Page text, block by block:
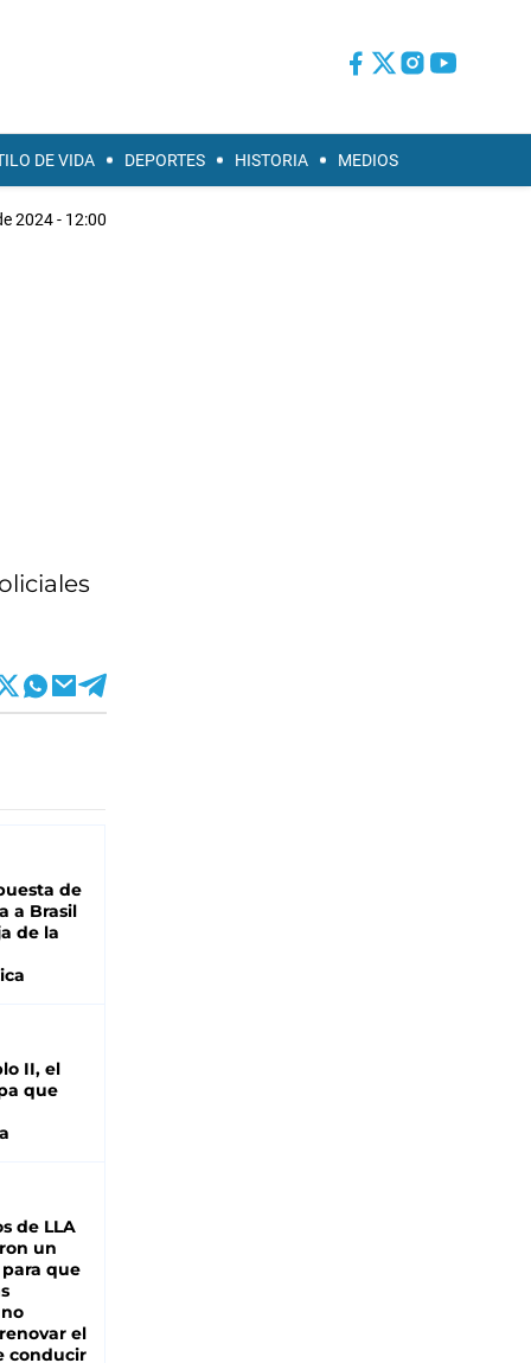
DE VIDA DEPORTES HISTORIA MEDIOS
2024 - 12:00
de
a Brasil
de la
II, el
que
de LLA
un
que
el
conducir